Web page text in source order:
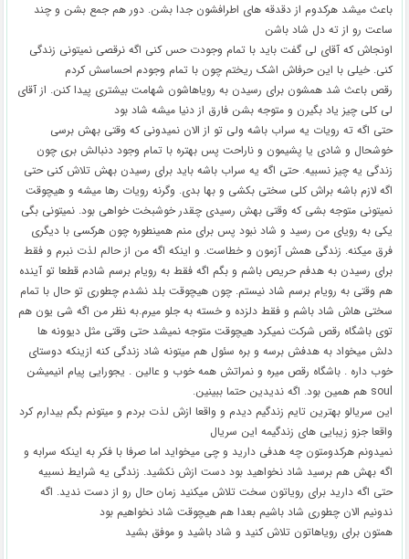
باعث میشد هرکدوم از دقدقه های اطرافشون جدا بشن. دور هم جمع بشن و چند
ساعت رو از ته دل شاد باشن
اونجاش که آقای لی گفت باید با تمام وجودت حس کنی اگه نرقصی نمیتونی زندگی
کنی. خیلی با این حرفاش اشک ریختم چون با تمام وجودم احساسش کردم
رقص باعث شد همشون برای رسیدن به رویاهاشون شهامت بیشتری پیدا کنن. از آقای
لی کلی چیز یاد بگیرن و متوجه بشن فارق از دنیا میشه شاد بود
حتی اگه ته رویات یه سراب باشه ولی تو از الان نمیدونی که وقتی بهش برسی
خوشحال و شادی یا پشیمون و ناراحت پس بهتره با تمام وجود دنبالش بری چون
زندگی یه چیز نسبیه. حتی اگه یه سراب باشه باید برای رسیدن بهش تلاش کنی حتی
اگه لازم باشه براش کلی سختی بکشی و بها بدی. وگرنه رویات رها میشه و هیچوقت
نمیتونی متوجه بشی که وقتی بهش رسیدی چقدر خوشبخت خواهی بود. نمیتونی بگی
یکی به رویای من رسید و شاد نبود پس برای منم همینطوره چون هرکسی با دیگری
فرق میکنه. زندگی همش آزمون و خطاست. و اینکه اگه من از حالم لذت نبرم و فقط
برای رسیدن به هدفم حریص باشم و بگم اگه فقط به رویام برسم شادم قطعا تو آینده
هم وقتی به رویام برسم شاد نیستم. چون هیچوقت بلد نشدم چطوری تو حال با تمام
سختی هاش شاد باشم و فقط دلزده و خسته به جلو میرم.به نظر من اگه شی یون هم
توی باشگاه رقص شرکت نمیکرد هیچوقت متوجه نمیشد حتی وقتی مثل دیوونه ها
دلش میخواد به هدفش برسه و بره سئول هم میتونه شاد زندگی کنه ازینکه دوستای
خوب داره . باشگاه رقص میره و نمراتش همه خوب و عالین . یجورایی پیام انیمیشن
soul هم همین بود. اگه ندیدین حتما ببینین.
این سریالو بهترین تایم زندگیم دیدم و واقعا ازش لذت بردم و میتونم بگم بیدارم کرد
واقعا جزو زیبایی های زندگیمه این سریال
نمیدونم هرکدومتون چه هدفی دارید و چی میخواید اما صرفا با فکر به اینکه سرابه و
اگه بهش هم برسید شاد نخواهید بود دست ازش نکشید. زندگی یه شرایط نسبیه
حتی اگه دارید برای رویاتون سخت تلاش میکنید زمان حال رو از دست ندید. اگه
ندونیم الان چطوری شاد باشیم بعدا هم هیچوقت شاد نخواهیم بود
همتون برای رویاهاتون تلاش کنید و شاد باشید و موفق بشید